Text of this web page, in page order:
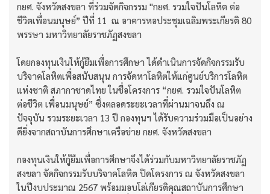
กยศ. จังหวัดสงขลา ที่ร่วมจัดกิจกรรม "กยศ. รวมใจปันโลหิต ต่อ
ชีวิตเพื่อนมนุษย์” ปีที่ 11 ณ อาคารหอประชุมเฉลิมพระเกียรติ 80
พรรษา มหาวิทยาลัยราชภัฏสงขลา
โดยกองทุนเงินให้กู้ยืมเพื่อการศึกษา ได้ดำเนินการจัดกิจกรรมรับ
บริจาคโลหิตเพื่อสนับสนุน การจัดหาโลหิตให้แก่ศูนย์บริการโลหิต
แห่งชาติ สภากาชาดไทย ในชื่อโครงการ “กยศ. รวมใจปันโลหิต
ต่อชีวิต เพื่อนมนุษย์” ซึ่งตลอดระยะเวลาที่ผ่านมาจนถึง ณ
ปัจจุบัน รวมระยะเวลา 13 ปี กองทุนฯ ได้รับความร่วมมือเป็นอย่าง
ดียิ่งจากสถาบันการศึกษาเครือข่าย กยศ. จังหวัดสงขลา
กองทุนเงินให้กู้ยืมเพื่อการศึกษาจึงได้ร่วมกับมหาวิทยาลัยราชภัฏ
สงขลา จัดกิจกรรมรับบริจาคโลหิต ปิดโครงการ ณ จังหวัดสงขลา
ในปีงบประมาณ 2567 พร้อมมอบโล่เกียรติคุณสถาบันการศึกษา